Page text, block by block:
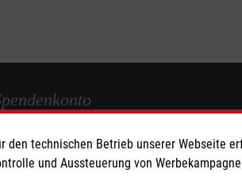
Malteser Hilfsdienst e.V.
Pax-Bank für Kirche und Caritas eG
technischen Betrieb unserer Webseite
und Aussteuerung von